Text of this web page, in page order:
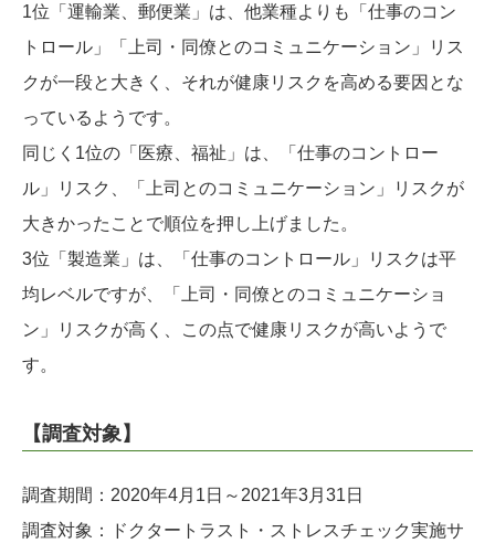
1位「運輸業、郵便業」は、他業種よりも「仕事のコン
トロール」「上司・同僚とのコミュニケーション」リス
クが一段と大きく、それが健康リスクを高める要因とな
っているようです。
同じく1位の「医療、福祉」は、「仕事のコントロー
ル」リスク、「上司とのコミュニケーション」リスクが
大きかったことで順位を押し上げました。
3位「製造業」は、「仕事のコントロール」リスクは平
均レベルですが、「上司・同僚とのコミュニケーショ
ン」リスクが高く、この点で健康リスクが高いようで
す。
【調査対象】
調査期間：2020年4月1日～2021年3月31日
調査対象：ドクタートラスト・ストレスチェック実施サ